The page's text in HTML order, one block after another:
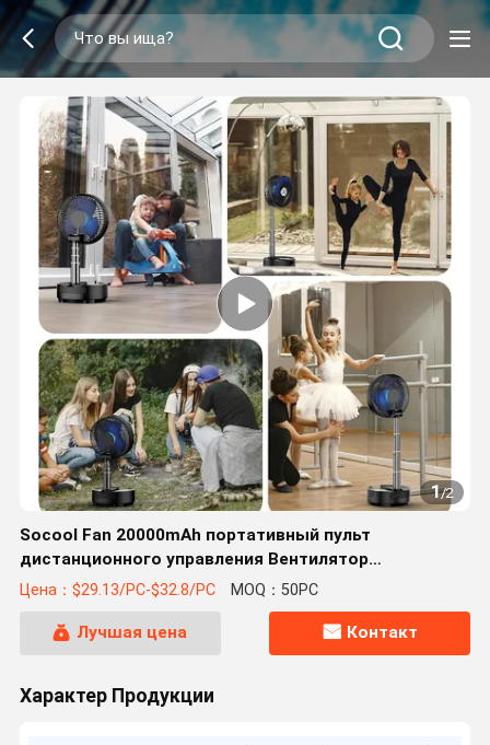
1/2
Socool Fan 20000mAh портативный пульт
дистанционного управления Вентилятор
внутреннего и наружного кемпинга 9 режимов Тип-
С регулируемый столовый вентилятор
Цена：$29.13/PC-$32.8/PC MOQ：50PC
Лучшая цена Контакт
Характер Продукции